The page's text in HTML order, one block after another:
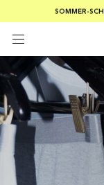
SOMMER-
KOSTENLOSER